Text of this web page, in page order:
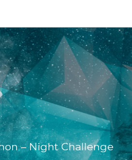
– Night Challenge